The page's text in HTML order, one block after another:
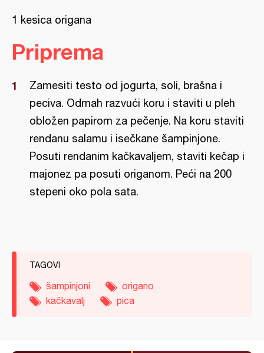
1 kesica origana
Priprema
Zamesiti testo od jogurta, soli, brašna i
peciva. Odmah razvući koru i staviti u pleh
obložen papirom za pečenje. Na koru staviti
rendanu salamu i isečkane šampinjone.
Posuti rendanim kačkavaljem, staviti kečap i
majonez pa posuti origanom. Peći na 200
stepeni oko pola sata.
TAGOVI
šampinjoni
origano
kačkavalj
pica